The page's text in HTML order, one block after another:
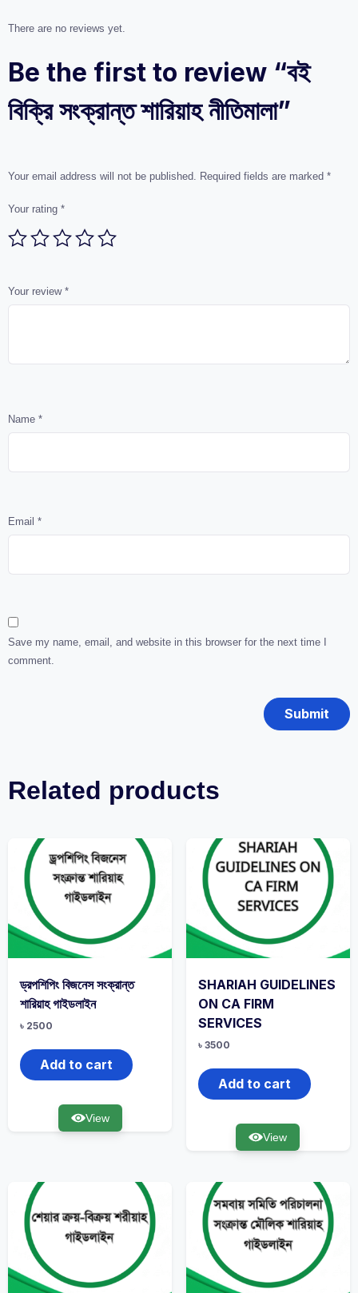
There are no reviews yet.
Be the first to review “বই
বিক্রি সংক্রান্ত শারিয়াহ নীতিমালা”
Your email address will not be published. Required fields are marked *
Your rating *
Your review *
Name *
Email *
Save my name, email, and website in this browser for the next time I
comment.
Related products
ড্রপশিপিং বিজনেস সংক্রান্ত
শারিয়াহ গাইডলাইন
৳ 2500
Add to cart
View
SHARIAH GUIDELINES
ON CA FIRM
SERVICES
৳ 3500
Add to cart
View